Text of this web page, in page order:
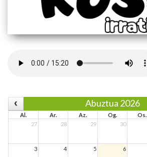
Abuztua 2026
Al. Ar. Az. Og. Os.
27
28 29 30
3 4 5 6